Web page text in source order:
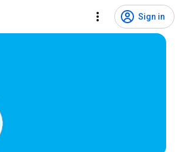
Sign in